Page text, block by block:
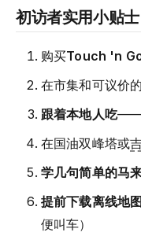
初访者实用小贴士
购买Touch 'n
在市集和可议价
跟着本地人吃——
在国油双峰塔或
学几句简单的马
提前下载离线地图
便叫车）